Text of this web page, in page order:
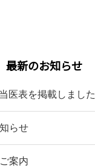
最新のお知らせ
医表を掲載しました
らせ
案内